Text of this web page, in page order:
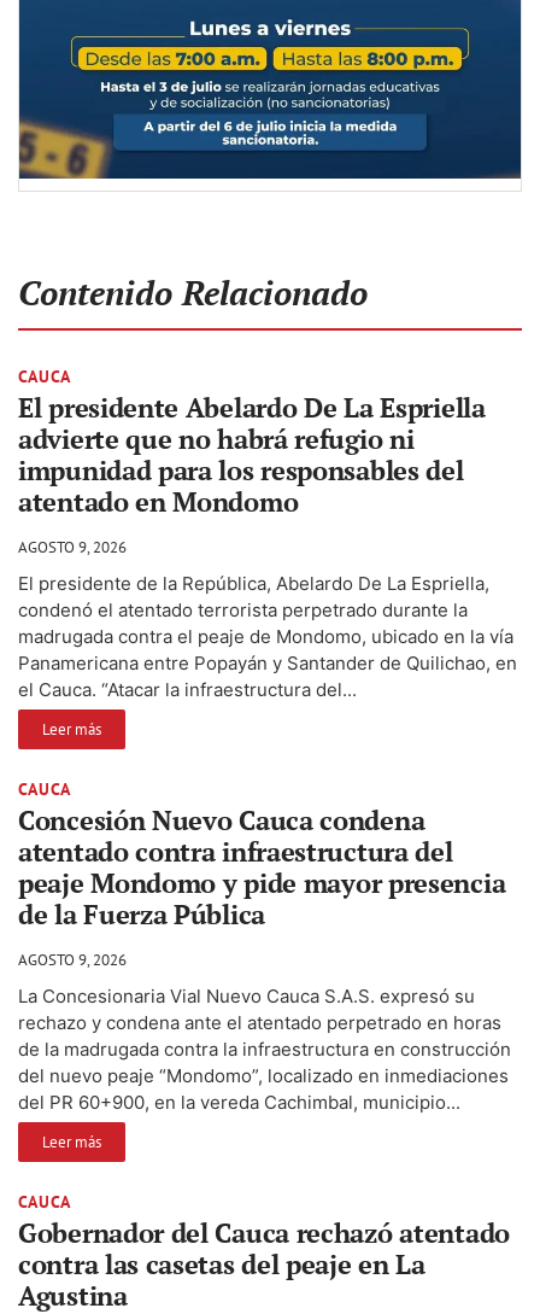
Contenido Relacionado
CAUCA
El presidente Abelardo De La Espriella
advierte que no habrá refugio ni
impunidad para los responsables del
atentado en Mondomo
AGOSTO 9, 2026
El presidente de la República, Abelardo De La Espriella,
condenó el atentado terrorista perpetrado durante la
madrugada contra el peaje de Mondomo, ubicado en la vía
Panamericana entre Popayán y Santander de Quilichao, en
el Cauca. “Atacar la infraestructura del...
Leer más
CAUCA
Concesión Nuevo Cauca condena
atentado contra infraestructura del
peaje Mondomo y pide mayor presencia
de la Fuerza Pública
AGOSTO 9, 2026
La Concesionaria Vial Nuevo Cauca S.A.S. expresó su
rechazo y condena ante el atentado perpetrado en horas
de la madrugada contra la infraestructura en construcción
del nuevo peaje “Mondomo”, localizado en inmediaciones
del PR 60+900, en la vereda Cachimbal, municipio...
Leer más
CAUCA
Gobernador del Cauca rechazó atentado
contra las casetas del peaje en La
Agustina